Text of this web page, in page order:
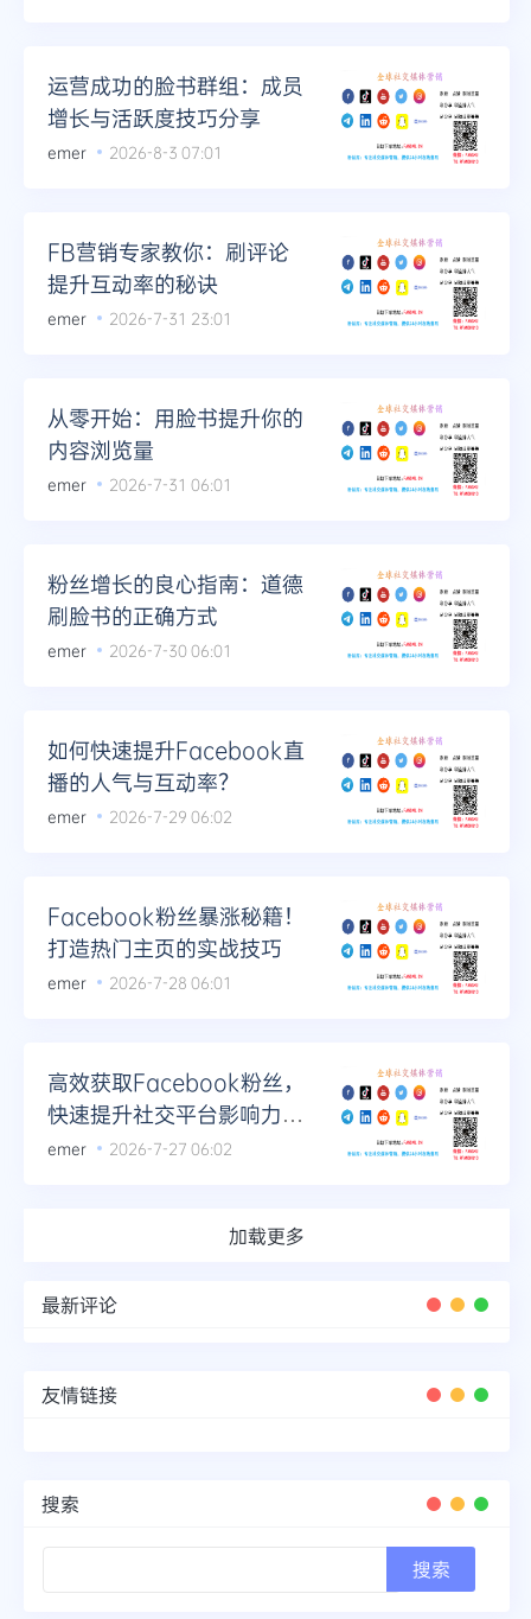
运营成功的脸书群组：成员
增长与活跃度技巧分享
emer 2026-8-3 07:01
FB营销专家教你：刷评论
提升互动率的秘诀
emer 2026-7-31 23:01
从零开始：用脸书提升你的
内容浏览量
emer 2026-7-31 06:01
粉丝增长的良心指南：道德
刷脸书的正确方式
emer 2026-7-30 06:01
如何快速提升Facebook直
播的人气与互动率？
emer 2026-7-29 06:02
Facebook粉丝暴涨秘籍！
打造热门主页的实战技巧
emer 2026-7-28 06:01
高效获取Facebook粉丝，
快速提升社交平台影响力的
方法
emer 2026-7-27 06:02
加载更多
最新评论
友情链接
搜索